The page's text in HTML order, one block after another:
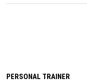
PERSONAL TRAINER